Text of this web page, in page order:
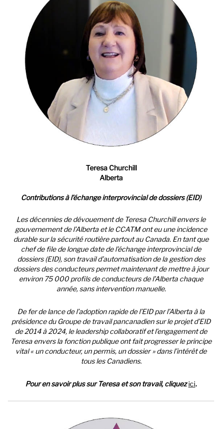
Teresa Churchill
Alberta
Contributions à l’échange interprovincial de dossiers (EID)
Les décennies de dévouement de Teresa Churchill envers le
gouvernement de l’Alberta et le CCATM ont eu une incidence
durable sur la sécurité routière partout au Canada. En tant que
chef de file de longue date de l’échange interprovincial de
dossiers (EID), son travail d’automatisation de la gestion des
dossiers des conducteurs permet maintenant de mettre à jour
environ 75 000 profils de conducteurs de l’Alberta chaque
année, sans intervention manuelle.
De fer de lance de l’adoption rapide de l’EID par l’Alberta à la
présidence du Groupe de travail pancanadien sur le projet d’EID
de 2014 à 2024, le leadership collaboratif et l’engagement de
Teresa envers la fonction publique ont fait progresser le principe
vital « un conducteur, un permis, un dossier » dans l’intérêt de
tous les Canadiens.
Pour en savoir plus sur Teresa et son travail, cliquezici.